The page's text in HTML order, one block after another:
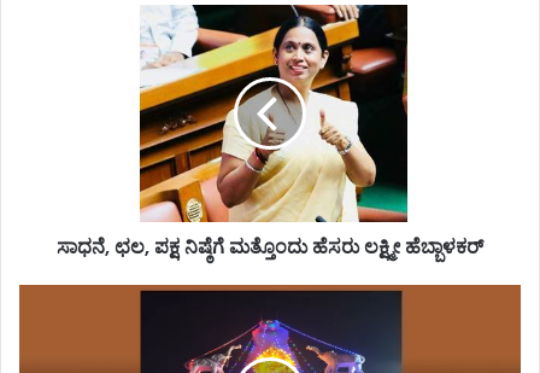
*ವಿಚ್ಛೇದನ ಅರ್ಜಿ ಹಿಂಪಡೆದ ಸಿಎಂ ವಿಜಯ್ ಪತ್ನಿ
ಸಾಧನೆ, ಛಲ, ಪಕ್ಷ ನಿಷ್ಠೆಗೆ ಮತ್ತೊಂದು ಹೆಸರು ಲಕ್ಷ್ಮೀ ಹೆಬ್ಬಾಳಕರ್